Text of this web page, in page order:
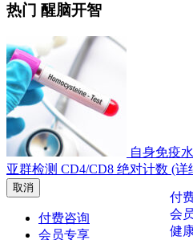
热门 醒脑开智
自身免疫
亚群检测 CD4/CD8 绝对计数 (详
取消
付费咨询
付
会员专享
会
健